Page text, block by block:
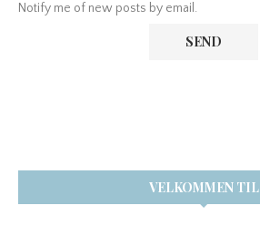
Notify me of new posts by email.
VELKOMMEN TIL